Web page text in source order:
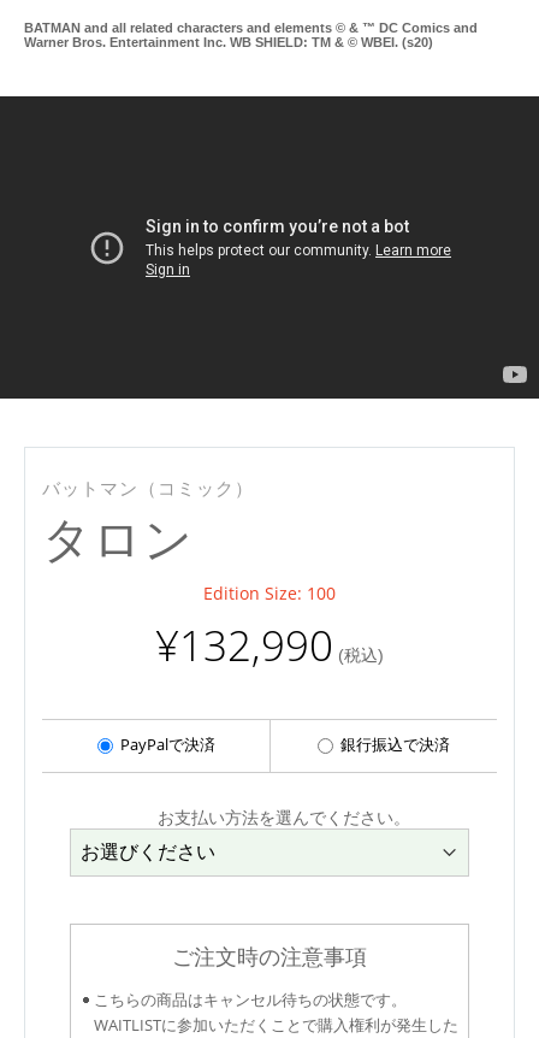
BATMAN and all related characters and elements © & ™ DC Comics and
Warner Bros. Entertainment Inc. WB SHIELD: TM & © WBEI. (s20)
バットマン（コミック）
タロン
Edition Size: 100
¥132,990 (税込)
PayPalで決済 銀行振込で決済
お支払い方法を選んでください。
ご注文時の注意事項
こちらの商品はキャンセル待ちの状態です。
WAITLISTに参加いただくことで購入権利が発生した